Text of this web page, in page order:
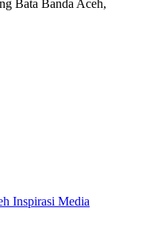
Bata Banda Aceh,
Inspirasi Media